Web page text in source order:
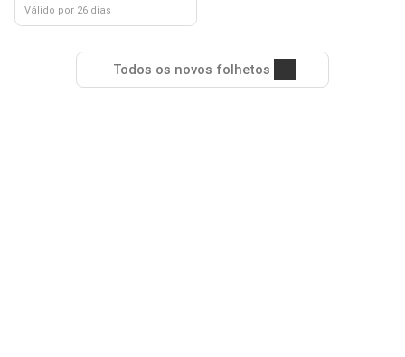
Válido por 26 dias
Todos os novos folhetos